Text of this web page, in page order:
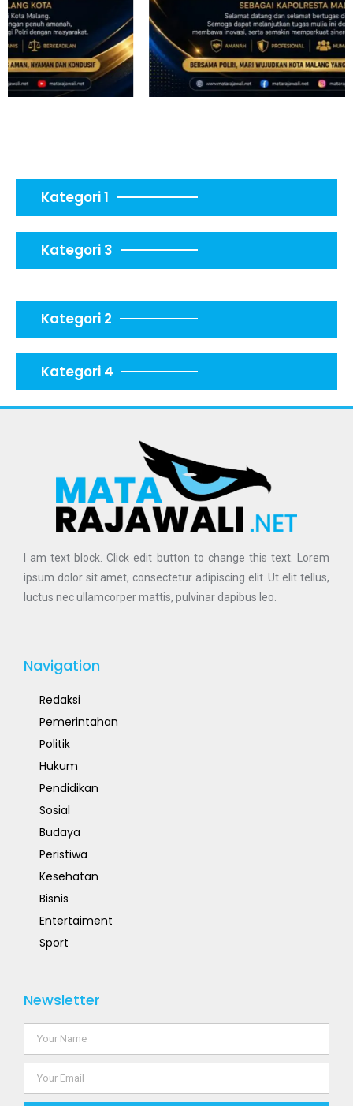
Kategori 1
Kategori 3
Kategori 2
Kategori 4
I am text block. Click edit button to change this text. Lorem
ipsum dolor sit amet, consectetur adipiscing elit. Ut elit tellus,
luctus nec ullamcorper mattis, pulvinar dapibus leo.
Navigation
Redaksi
Pemerintahan
Politik
Hukum
Pendidikan
Sosial
Budaya
Peristiwa
Kesehatan
Bisnis
Entertaiment
Sport
Newsletter